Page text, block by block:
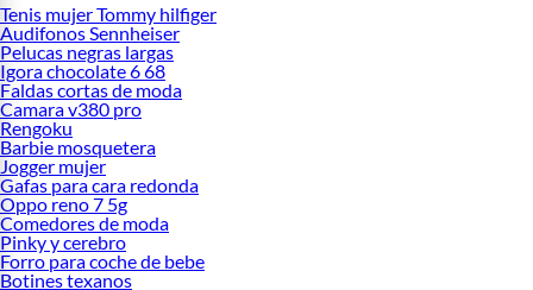
Tenis mujer Tommy hilfiger
Audifonos Sennheiser
Pelucas negras largas
Igora chocolate 6 68
Faldas cortas de moda
Camara v380 pro
Rengoku
Barbie mosquetera
Jogger mujer
Gafas para cara redonda
Oppo reno 7 5g
Comedores de moda
Pinky y cerebro
Forro para coche de bebe
Botines texanos